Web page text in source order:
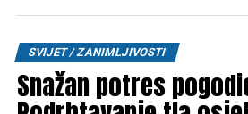
patnji i azaba, govore mališanima o
surovo kažnjavaju i kako ih čekaju u
džinni na njih vrebaju svih strana, itd.
SVIJET / ZANIMLJIVOSTI
Snažan potres